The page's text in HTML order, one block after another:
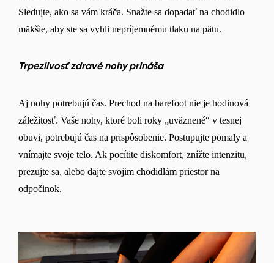
Sledujte, ako sa vám kráča. Snažte sa dopadať na chodidlo
mäkšie, aby ste sa vyhli nepríjemnému tlaku na pätu.
Trpezlivosť zdravé nohy prináša
Aj nohy potrebujú čas. Prechod na barefoot nie je hodinová
záležitosť. Vaše nohy, ktoré boli roky „uväznené“ v tesnej
obuvi, potrebujú čas na prispôsobenie. Postupujte pomaly a
vnímajte svoje telo. Ak pocítite diskomfort, znížte intenzitu,
prezujte sa, alebo dajte svojim chodidlám priestor na
odpočinok.